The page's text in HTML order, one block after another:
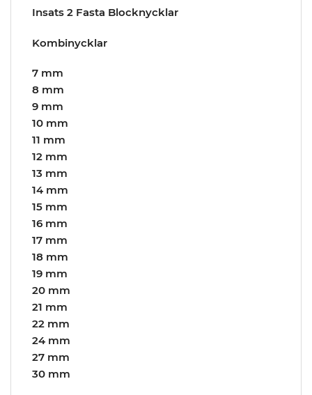
Insats 2 Fasta Blocknycklar
Kombinycklar
7 mm
8 mm
9 mm
10 mm
11 mm
12 mm
13 mm
14 mm
15 mm
16 mm
17 mm
18 mm
19 mm
20 mm
21 mm
22 mm
24 mm
27 mm
30 mm